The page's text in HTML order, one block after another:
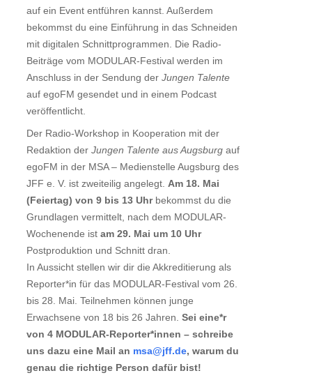
auf ein Event entführen kannst. Außerdem
bekommst du eine Einführung in das Schneiden
mit digitalen Schnittprogrammen. Die Radio-
Beiträge vom MODULAR-Festival werden im
Anschluss in der Sendung der Jungen Talente
auf egoFM gesendet und in einem Podcast
veröffentlicht.
Der Radio-Workshop in Kooperation mit der
Redaktion der Jungen Talente aus Augsburgauf
egoFM in der MSA – Medienstelle Augsburg des
JFF e. V. ist zweiteilig angelegt. Am 18. Mai
(Feiertag) von 9 bis 13 Uhrbekommst du die
Grundlagen vermittelt, nach dem MODULAR-
Wochenende ist am 29. Mai um 10 Uhr
Postproduktion und Schnitt dran.
In Aussicht stellen wir dir die Akkreditierung als
Reporter*in für das MODULAR-Festival vom 26.
bis 28. Mai. Teilnehmen können junge
Erwachsene von 18 bis 26 Jahren. Sei eine*r
von 4 MODULAR-Reporter*innen – schreibe
uns dazu eine Mail an msa@jff.de, warum du
genau die richtige Person dafür bist!